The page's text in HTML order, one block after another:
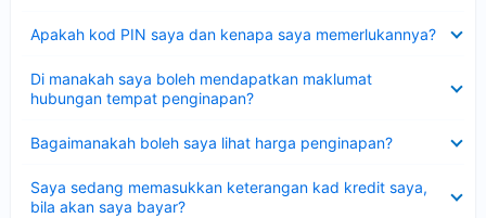
Apakah kod PIN saya dan kenapa saya memerlukannya?
Di manakah saya boleh mendapatkan maklumat
hubungan tempat penginapan?
Bagaimanakah boleh saya lihat harga penginapan?
Saya sedang memasukkan keterangan kad kredit saya,
bila akan saya bayar?